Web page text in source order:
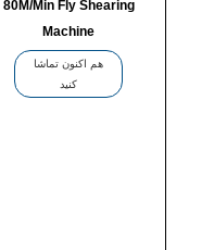
80M/Min Fly Shearing
Machine
هم اکنون تماشا
کنید